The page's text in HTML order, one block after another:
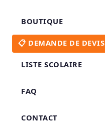
BOUTIQUE
📋 DEMANDE DE DEVIS
LISTE SCOLAIRE
FAQ
CONTACT